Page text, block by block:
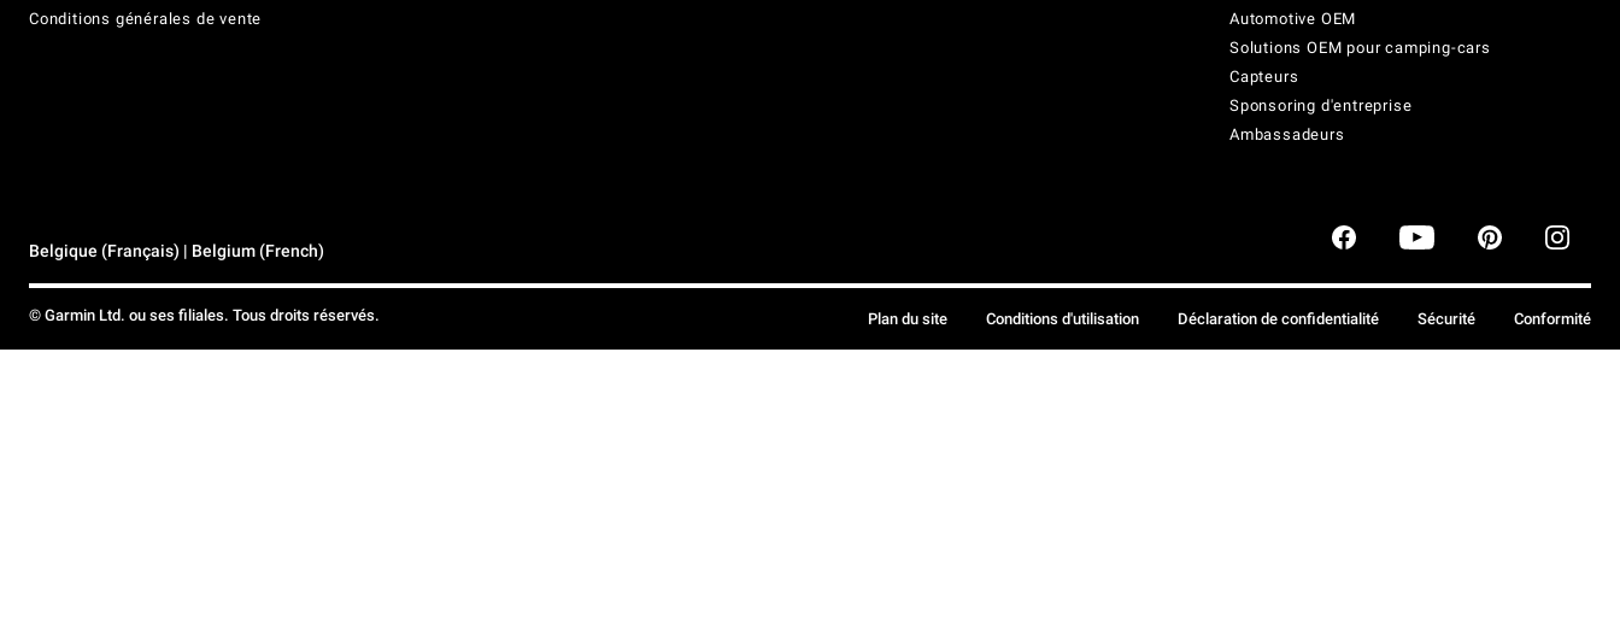
Conditions générales de vente
Automotive OEM
Solutions OEM pour camping-cars
Capteurs
Sponsoring d'entreprise
Ambassadeurs
Belgique (Français) | Belgium (French)
© Garmin Ltd. ou ses filiales. Tous droits réservés. Plan du site Conditions d'utilisation Déclaration de confidentialité Sécurité Conformité